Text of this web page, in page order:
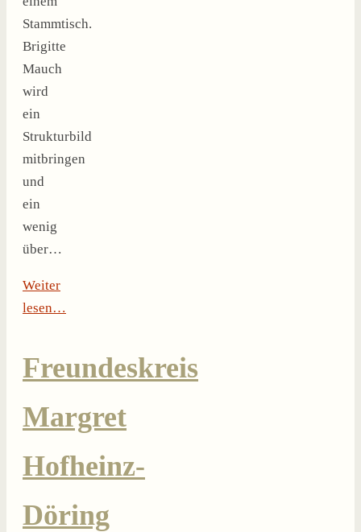
Stammtisch.
Brigitte
Mauch
wird
ein
Strukturbild
mitbringen
und
ein
wenig
über…
Weiter
lesen…
Freundeskreis
Margret
Hofheinz-
Döring